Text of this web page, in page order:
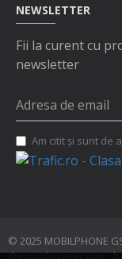
NEWSLETTER
Fii la curent cu
newsletter
Am citit şi sunt de
© 2025 MOBILPHONE
drepturile rezervate -